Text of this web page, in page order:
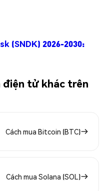
(SNDK) 2026-2030:
điện tử khác trên
Cách mua Bitcoin (BTC)
Cách mua Solana (SOL)